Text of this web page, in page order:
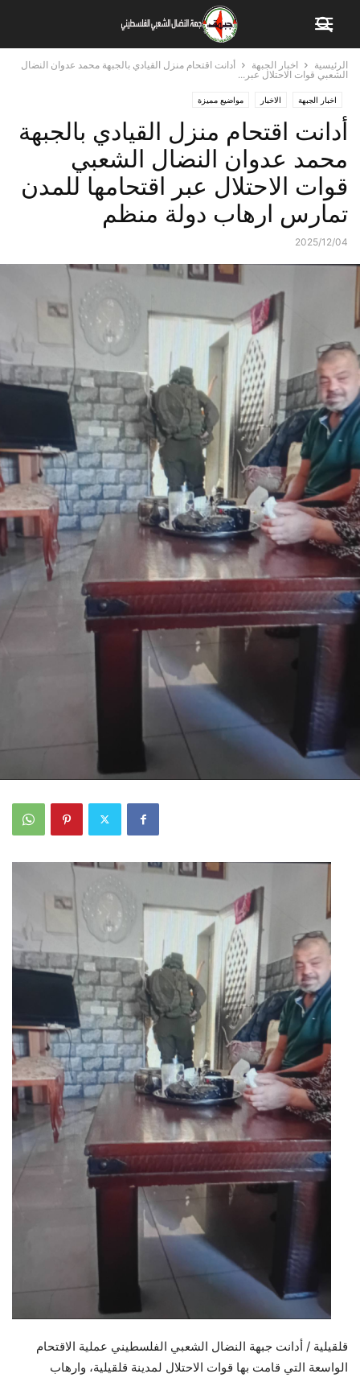
الرئيسية اخبار الجبهة
أدانت اقتحام منزل القيادي بالجبهة محمد عدوان النضال
الشعبي قوات الاحتلال عبر...
اخبار الجبهة الاخبار مواضيع مميزة
أدانت اقتحام منزل القيادي بالجبهة
محمد عدوان النضال الشعبي
قوات الاحتلال عبر اقتحامها للمدن
تمارس ارهاب دولة منظم
2025/12/04
قلقيلية / أدانت جبهة النضال الشعبي الفلسطيني عملية الاقتحام
الواسعة التي قامت بها قوات الاحتلال لمدينة قلقيلية، وارهاب